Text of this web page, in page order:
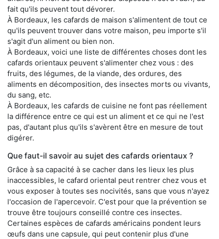
fait qu'ils peuvent tout dévorer.
À Bordeaux, les cafards de maison s'alimentent de tout ce
qu'ils peuvent trouver dans votre maison, peu importe s'il
s'agit d'un aliment ou bien non.
À Bordeaux, voici une liste de différentes choses dont les
cafards orientaux peuvent s'alimenter chez vous : des
fruits, des légumes, de la viande, des ordures, des
aliments en décomposition, des insectes morts ou vivants,
du sang, etc.
À Bordeaux, les cafards de cuisine ne font pas réellement
la différence entre ce qui est un aliment et ce qui ne l'est
pas, d'autant plus qu'ils s'avèrent être en mesure de tout
digérer.
Que faut-il savoir au sujet des cafards orientaux ?
Grâce à sa capacité à se cacher dans les lieux les plus
inaccessibles, le cafard oriental peut rentrer chez vous et
vous exposer à toutes ses nocivités, sans que vous n'ayez
l'occasion de l'apercevoir. C'est pour que la prévention se
trouve être toujours conseillé contre ces insectes.
Certaines espèces de cafards américains pondent leurs
œufs dans une capsule, qui peut contenir plus d'une